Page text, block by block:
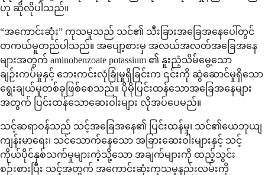
ဟု ဆိုလိုပါသည်။
“အကောင်းဆုံး” ကုသမှုသည် သင်၏ သီးခြားအခြေအနေပေါ်တွင်
တကယ်မူတည်ပါသည်။ အပျော့စားမှ အလယ်အလတ်အခြေအနေ
များအတွက် aminobenzoate potassium ၏ နူးညံ့သိမ်မွေ့သော
ချဉ်းကပ်မှုနှင့် ဘေးကင်းလုံခြုံမှုရှိခြင်းက ၎င်းကို ဆွဲဆောင်မှုရှိသော
ရွေးချယ်မှုတစ်ခုဖြစ်စေသည်။ ပိုမိုပြင်းထန်သောအခြေအနေများ
အတွက် ပြင်းထန်သောဆေးဝါးများ လိုအပ်ပေမည်။
သင့်ဆရာဝန်သည် သင့်အခြေအနေ၏ ပြင်းထန်မှု၊ သင်၏ယေဘုယျ
ကျန်းမာရေး၊ သင်သောက်နေသော အခြားဆေးဝါးများနှင့် သင့်
ကိုယ်ပိုင်နှစ်သက်မှုများကဲ့သို့သော အချက်များကို ထည့်သွင်း
စဉ်းစားပြီး သင့်အတွက် အကောင်းဆုံးကုသမှုနည်းလမ်းကို